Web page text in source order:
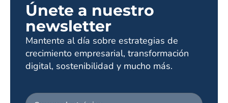
Únete a nuestro
newsletter
Mantente al día sobre estrategias de
crecimiento empresarial, transformación
digital, sostenibilidad y mucho más.